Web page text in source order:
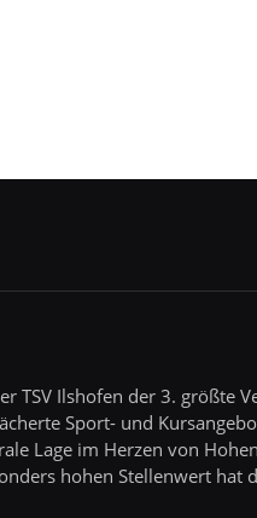
TSV Ilshofen der 3. größte
Sport- und
Lage im Herzen von
hohen Stellenwert hat